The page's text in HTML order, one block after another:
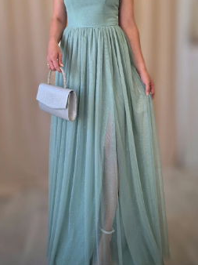
SATÉNOVÉ ŠATY S
CHRBTOM A